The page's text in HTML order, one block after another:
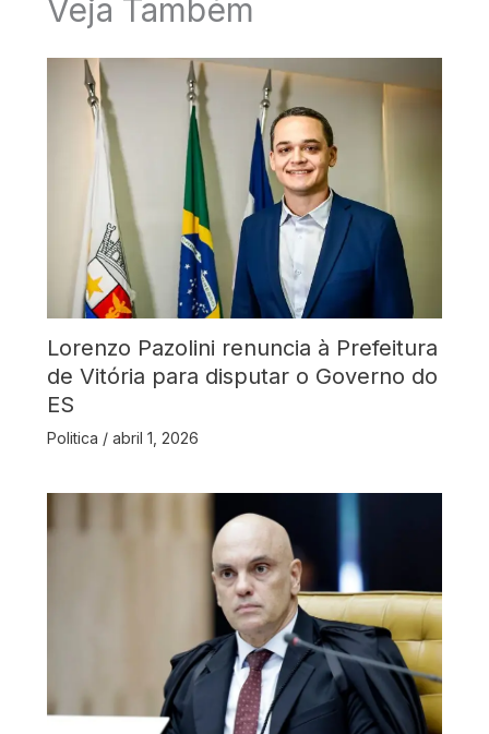
Veja Também
Lorenzo Pazolini renuncia à Prefeitura
de Vitória para disputar o Governo do
ES
Politica / abril 1, 2026